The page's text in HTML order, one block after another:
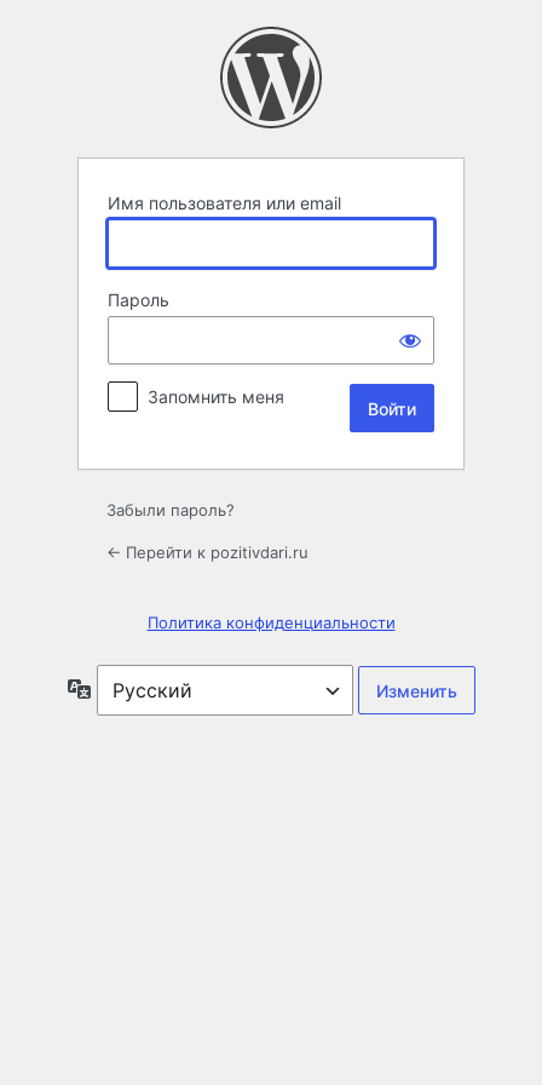
Имя пользователя или email
Пароль
Запомнить меня
Забыли пароль?
← Перейти к pozitivdari.ru
Политика конфиденциальности
Язык